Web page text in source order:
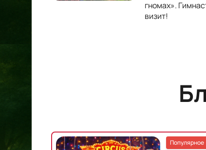
гномах».
визит!
Популярное